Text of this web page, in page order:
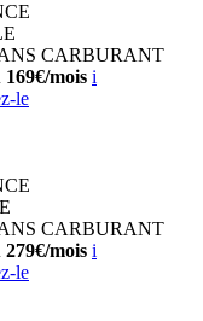
CARBURANT
mois i
le
CARBURANT
mois i
le